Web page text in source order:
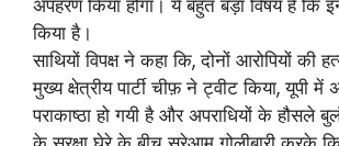
अपहरण किया होगा। ये बहुत बड़ा विषय है कि
किया है।
साथियों विपक्ष ने कहा कि, दोनों आरोपियों की
मुख्य क्षेत्रीय पार्टी चीफ़ ने ट्वीट किया, यूपी में
पराकाष्ठा हो गयी है और अपराधियों के हौसले